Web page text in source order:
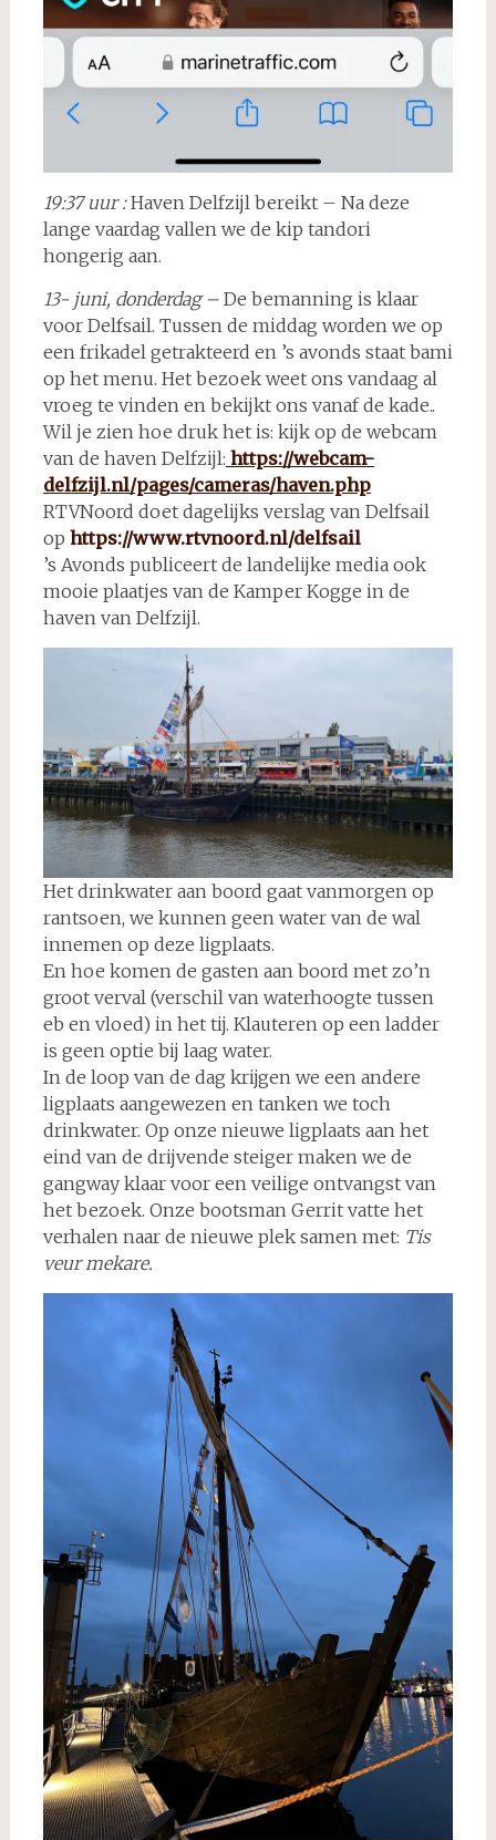
19:37 uur :Haven Delfzijl bereikt – Na deze
lange vaardag vallen we de kip tandori
hongerig aan.
13- juni, donderdag – De bemanning is klaar
voor Delfsail. Tussen de middag worden we op
een frikadel getrakteerd en ’s avonds staat bami
op het menu. Het bezoek weet ons vandaag al
vroeg te vinden en bekijkt ons vanaf de kade..
Wil je zien hoe druk het is: kijk op de webcam
van de haven Delfzijl: https://webcam-
delfzijl.nl/pages/cameras/haven.php
RTVNoord doet dagelijks verslag van Delfsail
op https://www.rtvnoord.nl/delfsail
’s Avonds publiceert de landelijke media ook
mooie plaatjes van de Kamper Kogge in de
haven van Delfzijl.
Het drinkwater aan boord gaat vanmorgen op
rantsoen, we kunnen geen water van de wal
innemen op deze ligplaats.
En hoe komen de gasten aan boord met zo’n
groot verval (verschil van waterhoogte tussen
eb en vloed) in het tij. Klauteren op een ladder
is geen optie bij laag water.
In de loop van de dag krijgen we een andere
ligplaats aangewezen en tanken we toch
drinkwater. Op onze nieuwe ligplaats aan het
eind van de drijvende steiger maken we de
gangway klaar voor een veilige ontvangst van
het bezoek. Onze bootsman Gerrit vatte het
verhalen naar de nieuwe plek samen met: Tis
veur mekare.